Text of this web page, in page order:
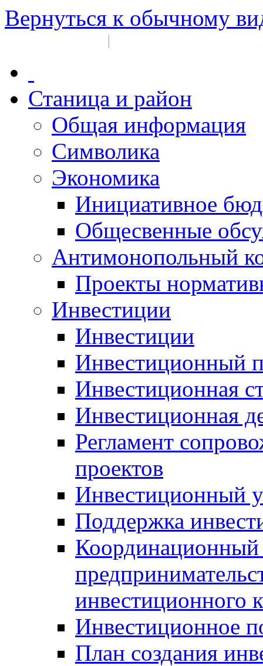
Вернуться к обычному
|
Станица и район
Общая информация
Символика
Экономика
Инициативное
Общесвенные
Антимонопольный
Проекты
Инвестиции
Инвестиции
Инвестиционный
Инвестиционная
Инвестиционная
Регламент
проектов
Инвестиционный
Поддержка
Координационный
инвестиционного
Инвестиционное
План создания